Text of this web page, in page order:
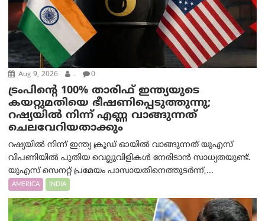
Aug 9, 2026 . 0
ട്രം‌പിന്റെ 100% താരിഫ് ഇന്ത്യയുടെ
കയറ്റുമതിയെ ഭീഷണിപ്പെടുത്തുന്നു;
റഷ്യയിൽ നിന്ന് എണ്ണ വാങ്ങുന്നത്
ചെലവേറിയതാക്കും
റഷ്യയിൽ നിന്ന് ഇന്ത്യ ക്രൂഡ് ഓയിൽ വാങ്ങുന്നത് യുഎസ്
വിപണിയിൽ പുതിയ വെല്ലുവിളികൾ നേരിടാൻ സാധ്യതയുണ്ട്.
യുഎസ് സെനറ്റ് പ്രമേയം പാസായതിനെത്തുടർന്ന്,...
AMERICA INDIA